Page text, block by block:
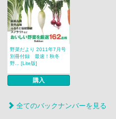
野菜だより 2011年7月号
別冊付録 最速！秋冬
野... [Lite版]
購入
全てのバックナンバーを見る